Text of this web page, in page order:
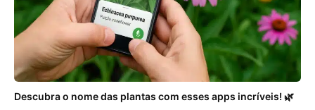
Descubra o nome das plantas com esses apps incríveis! 🌿